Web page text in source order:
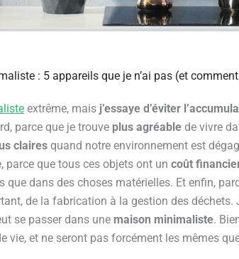
: 5 appareils que je n’ai pas (et comment
extrême, mais j’essaye d’éviter
parce que je trouve plus agréable de vivre
claires quand notre environnement est
parce que tous ces objets ont un coût
dans des choses matérielles. Et enfin,
de la fabrication à la gestion des déchets.
se passer dans une maison minimaliste.
vie, et ne seront pas forcément les mêmes